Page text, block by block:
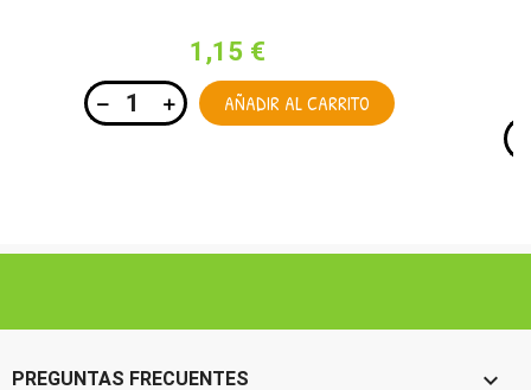
1,15 €
AÑADIR AL CARRITO
PREGUNTAS FRECUENTES 